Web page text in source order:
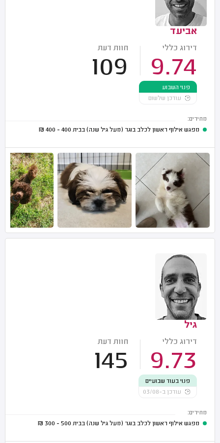
אביעד
דירוג כללי
9.74
חוות דעת
109
פנוי השבוע
עודכן שלשום
מחירים:
מפגש אילוף ראשון לכלב בוגר (מעל גיל שנה) בבית 400 - 400
₪
גיל
דירוג כללי
9.73
חוות דעת
145
פנוי בעוד שבועיים
עודכן ב-03/08
מחירים:
מפגש אילוף ראשון לכלב בוגר (מעל גיל שנה) בבית 500 - 300
₪